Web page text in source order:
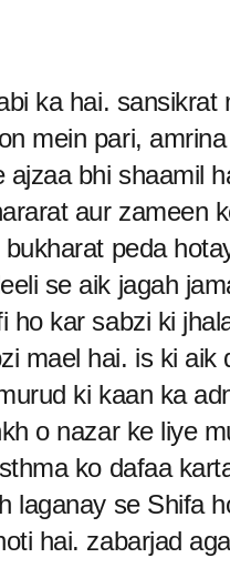
ka hai.
mein pari,
ajzaa bhi shaamil
aur zameen
peda
se aik jagah
ho kar sabzi ki
mael hai. is ki
ki kaan ka
o nazar ke liye
ko dafaa
laganay se Shifa
hai. zabarjad